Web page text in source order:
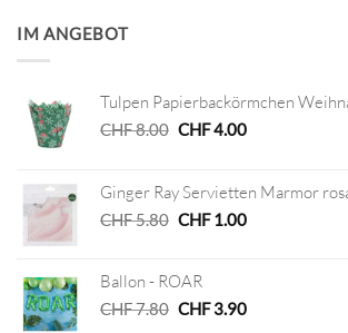
IM ANGEBOT
Tulpen Papierbackörmchen
CHF8.00 Ursprünglicher
CHF 8.00
CHF4.00Aktueller
CHF 4.00.
Ginger Ray Servietten Marmor
CHF5.80 Ursprünglicher
CHF 5.80
CHF1.00Aktueller
Ballon - ROAR
CHF7.80 Ursprünglicher
CHF3.90Aktueller